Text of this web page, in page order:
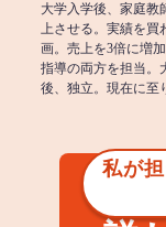
大学入学後、家庭教
上させる。実績を買
画。売上を3倍に増
指導の両方を担当。
後、独立。現在に至
私が